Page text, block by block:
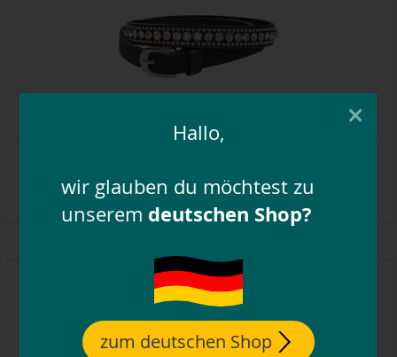
black forest riem met stras-klinknagels
14,99
€
×
Hallo,
wir glauben du möchtest zu
unserem deutschen Shop?
zum deutschen Shop